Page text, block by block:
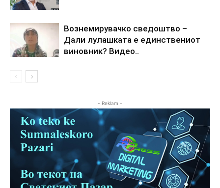
Вознемирувачко сведоштво –
Дали лулашката е единствениот
виновник? Видео..
- Reklam -